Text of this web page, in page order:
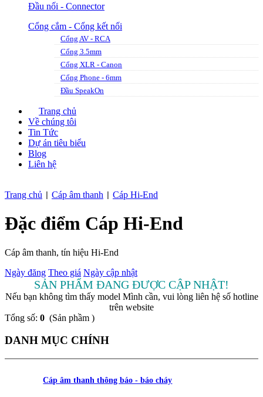
Đầu nối - Connector
Cổng cắm - Cổng kết nối
Cổng AV - RCA
Cổng 3.5mm
Cổng XLR - Canon
Cổng Phone - 6mm
Đầu SpeakOn
Trang chủ
Về chúng tôi
Tin Tức
Dự án tiêu biểu
Blog
Liên hệ
Trang chủ Cáp âm thanh Cáp Hi-End
Đặc điểm Cáp Hi-End
Cáp âm thanh, tín hiệu Hi-End
Ngày đăng Theo giá Ngày cập nhật
SẢN PHẨM ĐANG ĐƯỢC CẬP NHẬT!
Nếu bạn không tìm thấy model Mình cần, vui lòng liên hệ số hotline
trên website
Tổng số: 0 (Sản phầm )
DANH MỤC CHÍNH
Cáp âm thanh thông báo - báo cháy